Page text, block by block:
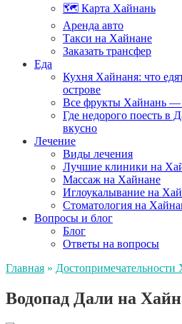
🗺️ Карта Хайнань
Аренда авто
Такси на Хайнане
Заказать трансфер
Еда
Кухня Хайнаня: что
острове
Все фрукты Хайнань —
Где недорого поесть в
вкусно
Лечение
Виды лечения
Лучшие клиники на
Массаж на Хайнане
Иглоукалывание на
Стоматология на
Вопросы и блог
Блог
Ответы на вопросы
Главная » Достопримечательности
Водопад Дали на